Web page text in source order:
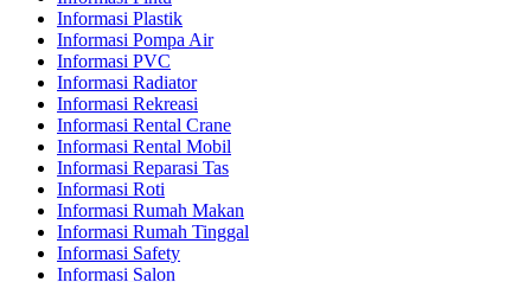
Informasi Plastik
Informasi Pompa Air
Informasi PVC
Informasi Radiator
Informasi Rekreasi
Informasi Rental Crane
Informasi Rental Mobil
Informasi Reparasi Tas
Informasi Roti
Informasi Rumah Makan
Informasi Rumah Tinggal
Informasi Safety
Informasi Salon